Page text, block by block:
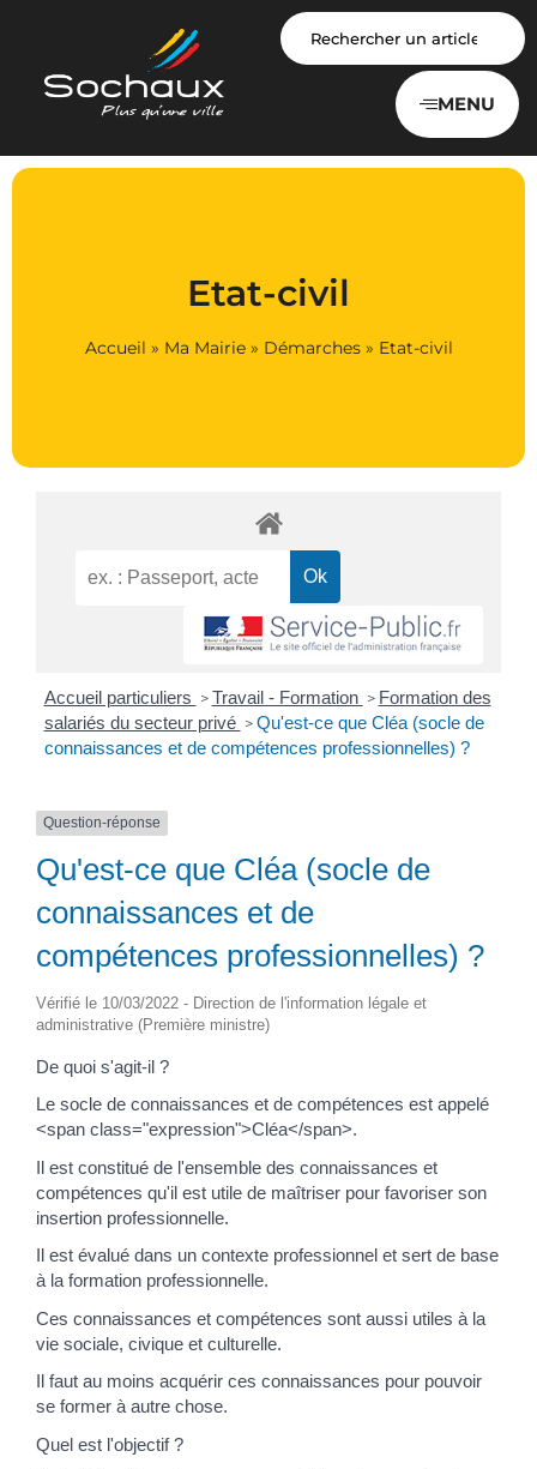
MENU
Etat-civil
Accueil » Ma Mairie» Démarches» Etat-civil
Accueil particuliers > Travail - Formation > Formation des
salariés du secteur privé > Qu'est-ce que Cléa (socle de
connaissances et de compétences professionnelles) ?
Question-réponse
Qu'est-ce que Cléa (socle de
connaissances et de
compétences professionnelles) ?
Vérifié le 10/03/2022 - Direction de l'information légale et
administrative (Première ministre)
De quoi s'agit-il ?
Le socle de connaissances et de compétences est appelé
<span class="expression">Cléa</span>.
Il est constitué de l'ensemble des connaissances et
compétences qu'il est utile de maîtriser pour favoriser son
insertion professionnelle.
Il est évalué dans un contexte professionnel et sert de base
à la formation professionnelle.
Ces connaissances et compétences sont aussi utiles à la
vie sociale, civique et culturelle.
Il faut au moins acquérir ces connaissances pour pouvoir
se former à autre chose.
Quel est l'objectif ?
Panneau de gestion des cookies